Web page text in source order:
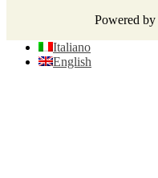
Powered by
Italiano
English